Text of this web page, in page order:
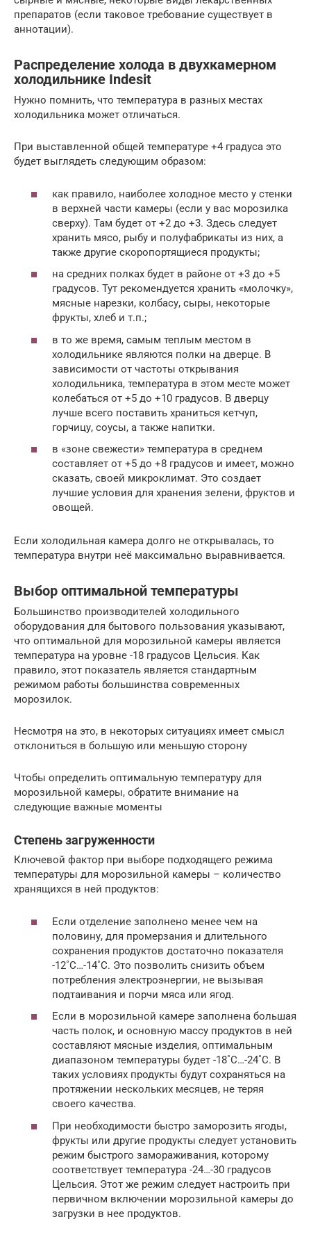
препаратов (если таковое требование существует в
аннотации).
Распределение холода в двухкамерном
холодильнике Indesit
Нужно помнить, что температура в разных местах
холодильника может отличаться.
При выставленной общей температуре +4 градуса это
будет выглядеть следующим образом:
как правило, наиболее холодное место у стенки
в верхней части камеры (если у вас морозилка
сверху). Там будет от +2 до +3. Здесь следует
хранить мясо, рыбу и полуфабрикаты из них, а
также другие скоропортящиеся продукты;
на средних полках будет в районе от +3 до +5
градусов. Тут рекомендуется хранить «молочку»,
мясные нарезки, колбасу, сыры, некоторые
фрукты, хлеб и т.п.;
в то же время, самым теплым местом в
холодильнике являются полки на дверце. В
зависимости от частоты открывания
холодильника, температура в этом месте может
колебаться от +5 до +10 градусов. В дверцу
лучше всего поставить храниться кетчуп,
горчицу, соусы, а также напитки.
в «зоне свежести» температура в среднем
составляет от +5 до +8 градусов и имеет, можно
сказать, своей микроклимат. Это создает
лучшие условия для хранения зелени, фруктов и
овощей.
Если холодильная камера долго не открывалась, то
температура внутри неё максимально выравнивается.
Выбор оптимальной температуры
Большинство производителей холодильного
оборудования для бытового пользования указывают,
что оптимальной для морозильной камеры является
температура на уровне -18 градусов Цельсия. Как
правило, этот показатель является стандартным
режимом работы большинства современных
морозилок.
Несмотря на это, в некоторых ситуациях имеет смысл
отклониться в большую или меньшую сторону
Чтобы определить оптимальную температуру для
морозильной камеры, обратите внимание на
следующие важные моменты
Степень загруженности
Ключевой фактор при выборе подходящего режима
температуры для морозильной камеры – количество
хранящихся в ней продуктов:
Если отделение заполнено менее чем на
половину, для промерзания и длительного
сохранения продуктов достаточно показателя
-12˚С…-14˚С. Это позволить снизить объем
потребления электроэнергии, не вызывая
подтаивания и порчи мяса или ягод.
Если в морозильной камере заполнена большая
часть полок, и основную массу продуктов в ней
составляют мясные изделия, оптимальным
диапазоном температуры будет -18˚С…-24˚С. В
таких условиях продукты будут сохраняться на
протяжении нескольких месяцев, не теряя
своего качества.
При необходимости быстро заморозить ягоды,
фрукты или другие продукты следует установить
режим быстрого замораживания, которому
соответствует температура -24…-30 градусов
Цельсия. Этот же режим следует настроить при
первичном включении морозильной камеры до
загрузки в нее продуктов.